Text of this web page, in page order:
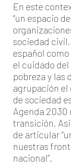
En este
“un espacio
sociedad
español
el cuidado
pobreza y las
agrupación
de sociedad
Agenda 2030
transición.
de articular
nuestras
nacional”.